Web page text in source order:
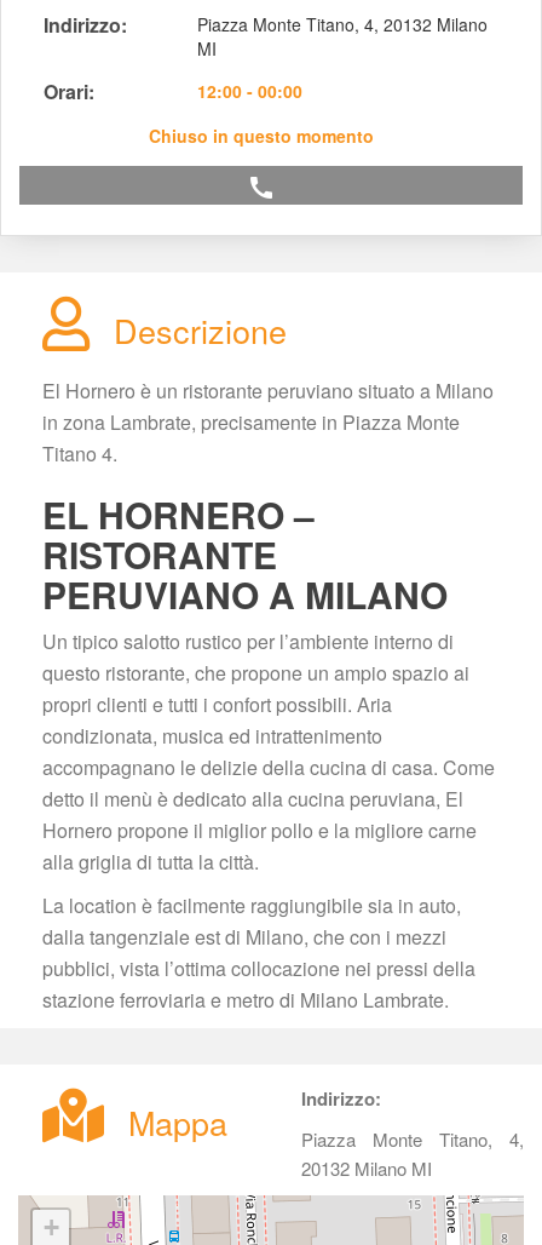
Indirizzo:
Piazza Monte Titano, 4, 20132 Milano
MI
Orari:
12:00 - 00:00
Chiuso in questo momento
call
Descrizione
El Hornero è un ristorante peruviano situato a Milano
in zona Lambrate, precisamente in Piazza Monte
Titano 4.
EL HORNERO –
RISTORANTE
PERUVIANO A MILANO
Un tipico salotto rustico per l’ambiente interno di
questo ristorante, che propone un ampio spazio ai
propri clienti e tutti i confort possibili. Aria
condizionata, musica ed intrattenimento
accompagnano le delizie della cucina di casa. Come
detto il menù è dedicato alla cucina peruviana, El
Hornero propone il miglior pollo e la migliore carne
alla griglia di tutta la città.
La location è facilmente raggiungibile sia in auto,
dalla tangenziale est di Milano, che con i mezzi
pubblici, vista l’ottima collocazione nei pressi della
tazione ferroviaria e metro di Milano Lambrate.
Mappa Indirizzo:
Piazza Monte Titano, 4,
20132 Milano MI
+